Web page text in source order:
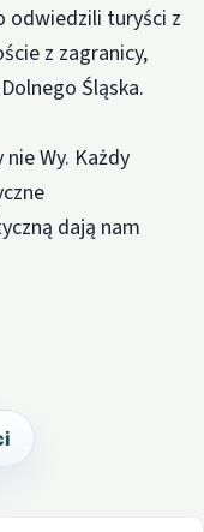
odwiedzili turyści z
z zagranicy,
Śląska.
Wy. Każdy
dają nam